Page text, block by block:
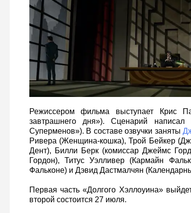
Режиссером фильма выступает Крис
завтрашнего дня»). Сценарий
Суперменов»). В составе озвучки заняты
Ривера (Женщина-кошка), Трой Бейкер
Дент), Билли Берк (комиссар Джеймс
Гордон), Титус Уэлливер (Кармайн
Фальконе) и Дэвид Дастмалчян
Первая часть «Долгого Хэллоуина»
второй состоится 27 июля.